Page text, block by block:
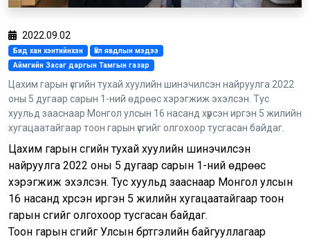
2022.09.02
Бид хан хэнтийнхэн
Үйл явдлын мэдээ
Аймгийн Засаг даргын Тамгын газар
Цахим гарын үсгийн тухай хуулийн шинэчилсэн найруулга 2022
оны 5 дугаар сарын 1-ний өдрөөс хэрэгжиж эхэлсэн. Тус
хуульд зааснаар Монгол улсын 16 насанд хүрсэн иргэн 5 жилийн
хугацаатайгаар тоон гарын үсгийг олгохоор тусгасан байдаг.
Цахим гарын үсгийн тухай хуулийн шинэчилсэн
найруулга 2022 оны 5 дугаар сарын 1-ний өдрөөс
хэрэгжиж эхэлсэн. Тус хуульд зааснаар Монгол улсын
16 насанд хүрсэн иргэн 5 жилийн хугацаатайгаар тоон
гарын үсгийг олгохоор тусгасан байдаг.
Тоон гарын үсгийг Улсын бүртгэлийн байгууллагаар